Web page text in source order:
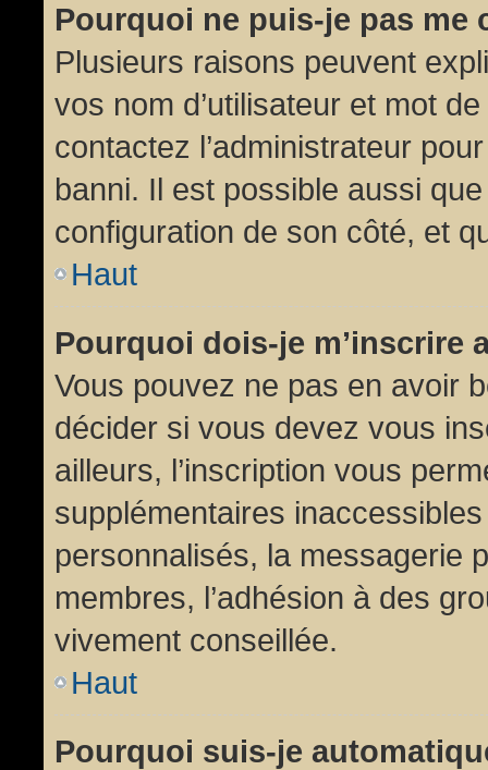
Pourquoi ne puis-je pas me
Plusieurs raisons peuvent
vos nom d’utilisateur et mot
contactez l’administrateur
banni. Il est possible aussi
configuration de son côté, et
Haut
Pourquoi dois-je m’inscrire
Vous pouvez ne pas en avoir
décider si vous devez vous
ailleurs, l’inscription vous
supplémentaires
personnalisés, la messagerie
membres, l’adhésion à des
vivement conseillée.
Haut
Pourquoi suis-je